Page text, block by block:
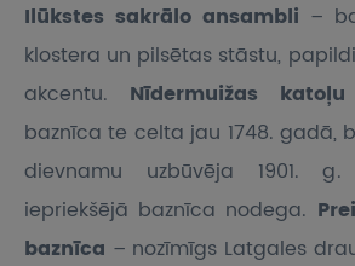
Ilūkstes sakrālo ansambli –
klostera un pilsētas stāstu,
akcentu. Nīdermuižas
baznīca te celta jau 1748. gadā,
dievnamu uzbūvēja 1901.
iepriekšējā baznīca nodega.
baznīca – nozīmīgs Latgales